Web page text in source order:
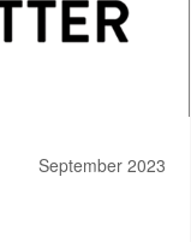
September 2023